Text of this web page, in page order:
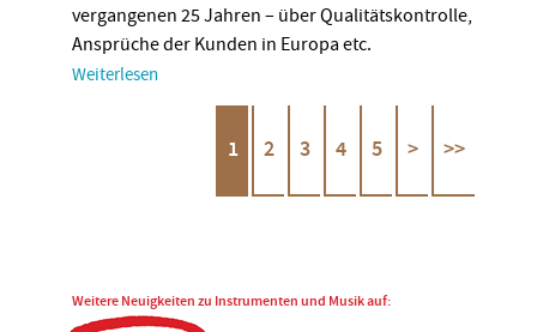
vergangenen 25 Jahren – über Qualitätskontrolle,
Ansprüche der Kunden in Europa etc.
Weiterlesen
1 2 3 4 5 > >>
Weitere Neuigkeiten zu Instrumenten und Musik auf: